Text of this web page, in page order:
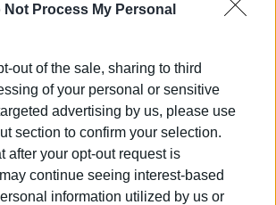
Not Process My Personal
out of the sale, sharing to third
of your personal or sensitive
advertising by us, please use
section to confirm your selection.
after your opt-out request is
continue seeing interest-based
information utilized by us or
Σχολής Κέρκυρας
Η πρώτη αποκλειστική Middle-Earth
Gallery στον κόσμο ανοίγει στην
Κέρκυρα